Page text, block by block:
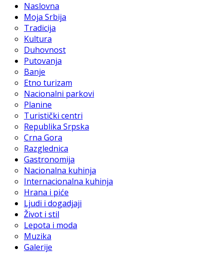
Naslovna
Moja Srbija
Tradicija
Kultura
Duhovnost
Putovanja
Banje
Etno turizam
Nacionalni parkovi
Planine
Turistički centri
Republika Srpska
Crna Gora
Razglednica
Gastronomija
Nacionalna kuhinja
Internacionalna kuhinja
Hrana i piće
Ljudi i dogadjaji
Život i stil
Lepota i moda
Muzika
Galerije